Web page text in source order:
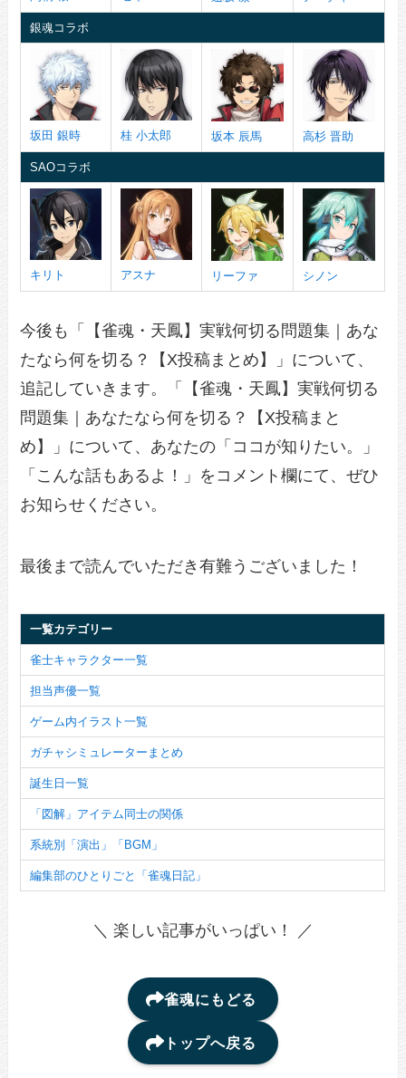
銀魂コラボ
坂田 銀時 桂 小太郎 坂本 辰馬 高杉 晋助
SAOコラボ
キリト アスナ リーファ シノン
今後も「【雀魂・天鳳】実戦何切る問題集｜あな
たなら何を切る？【X投稿まとめ】」について、
追記していきます。「【雀魂・天鳳】実戦何切る
問題集｜あなたなら何を切る？【X投稿まと
め】」について、あなたの「ココが知りたい。」
「こんな話もあるよ！」をコメント欄にて、ぜひ
お知らせください。
最後まで読んでいただき有難うございました！
一覧カテゴリー
雀士キャラクター一覧
担当声優一覧
ゲーム内イラスト一覧
ガチャシミュレーターまとめ
誕生日一覧
「図解」アイテム同士の関係
系統別「演出」「BGM」
編集部のひとりごと「雀魂日記」
＼ 楽しい記事がいっぱい！ ／
雀魂にもどる
トップへ戻る